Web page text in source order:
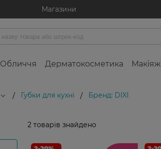
Магазини
Обличчя Дерматокосметика Макіяж
/ Губки для кухні / Бренд: DIXI
2 товарів знайдено